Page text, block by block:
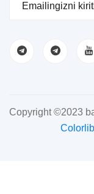
Copyright ©2023
Colorlib